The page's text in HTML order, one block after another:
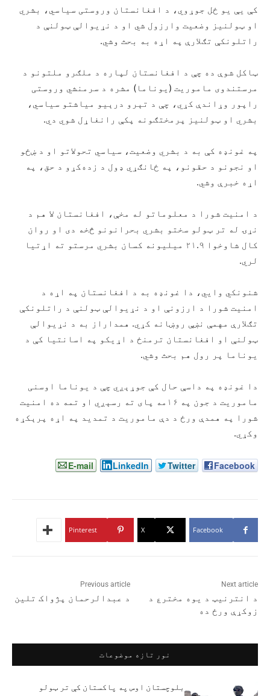
کې یې یو ځل جوړوي، د افغانستان وروستی سیاسي، بشري
او ټولنیز وضعیت وارزول شي او د نړیوالې ټولنې د
راتلونکې تګلارې په اړه به بحث وشي.
ټاکل شوې ده چې د افغانستان لپاره د ملګرو ملتونو د
مرستندوی ماموریت (یوناما) مشره د سرمنشي وروستی
راپور وړاندې کړي، چې د تېرو درېیو میاشتو سیاسي،
بشري او ټولنیز پرمختګونه پکې رانغاړل شوي دي.
په غونډه کې به د بشري وضعیت، سیاسي تحولاتو او د ښځو
او نجونو د حقونو، په ځانګړي ډول د زده‌کړو د حق، په
اړه خبرې وشي.
د امنیت شورا د معلوماتو له مخې، افغانستان لا هم د
نړۍ له تر ټولو سختو بشري بحرانونو څخه دی او روان
کال شاوخوا ۲۱.۹ میلیونه کسان بشري مرستو ته اړتیا
لري.
شنونکي وایي، دا غونډه به د افغانستان په اړه د
امنیت شورا د ارزونې او د نړیوالې ټولنې د راتلونکې
تګلارې مهمې نښې روښانه کړي. همداراز به د نړیوالې
ټولنې او افغانستان ترمنځ د اړیکو په اسانتیا کې د
یوناما پر رول هم بحث وشي.
دا غونډه په داسې حال کې جوړېږي چې د یوناما اوسنی
ماموریت د جون په ۱۶مه پای ته رسېږي او تمه ده امنیت
شورا په همدې ورځ د دې ماموریت د تمدید په اړه پرېکړه
وکړي.
Facebook
Twitter
LinkedIn
E-mail
Facebook
X
Pinterest
Previous article
د عبدالرحمان پژواک تلین
Next article
د انترنیټ د یوه مخترع د
زوکړې ورځ ده
نور تازه موضوعات
بلوچستان اوس په پاکستان کې تر ټولو